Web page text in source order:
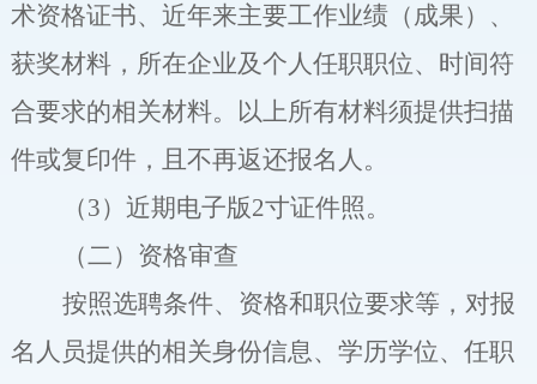
术资格证书、近年来主要工作业绩（成果） 、
获奖材料，所在企业及个人任职职位、时间符
合要求的相关材料。以上所有材料须提供扫描
件或复印件，且不再返还报名人。
（3）近期电子版2寸证件照。
（二）资格审查
按照选聘条件、资格和职位要求等，对报
名人员提供的相关身份信息、学历学位、任职